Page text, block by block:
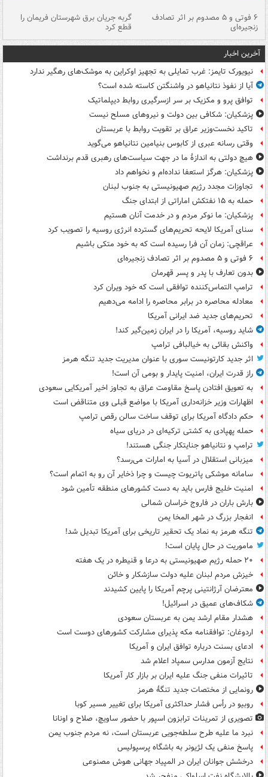
۶ فوتی و ۵ مصدوم بر اثر تصادف
زنجیره‌ای
گربه جریان برق شهرستان فریمان را
قطع کرد
آخرین اخبار
نیویورک تایمز: غرب تمایلی به تجهیز اوکراین به موشک‌های رهگیر ندارد
آیا از نفوذ نتانیاهو در واشنگتن کاسته شده است؟
توافق پرو و مکزیک بر سر ازسرگیری روابط دیپلماتیک
پزشکیان: شکافی بین دولت و نیروهای مسلح نیست
تاکید نخست‌وزیر عراق بر تقویت روابط با عربستان
وقتی رسانه عبری از کابوس بنیامین نتانیاهو می‌گوید
هیچ دولتی به اندازۀ ما در جهت سیاست‌های رهبری قدم برنداشت
پزشکیان: هرگز استعفا نداده‌ام و نخواهم داد
تجاوزات مجدد رژیم صهیونیستی به جنوب لبنان
حمله به ۱۵ نفتکش‌ اماراتی از ابتدای جنگ
پزشکیان: ما نوکر مردم و در خدمت آنان هستیم
سنای آمریکا لایحه تحریم‌های گسترده انرژی روسیه را تصویب کرد
عراقچی: زمان آن فرا رسیده است که به خود متکی باشیم
۶ فوتی و ۵ مصدوم بر اثر تصادف زنجیره‌ای
بدون تعارف با پدر و پسر قهرمان
ترامپ التماس‌کننده توافقی است که خود ویران کرد
معادله محاصره در برابر محاصره را ادامه می‌دهیم
تحریم‌های جدید ضد ایرانی آمریکا
شاید روسیه، آمریکا را در ایران زمین‌گیر کند!
واکنش بقائی به خیالبافی ترامپ
اثر جدید کارتونیست سوری با عنوان مدیریت جدید تنگه هرمز
راز قدرت ایران، امنیت پایدار و بومی آن است!
به تعویق افتادن پاسخ مقاومت عراق به تجاوز اخیر آمریکایی سعودی
اظهارات وزیر خزانه‌داری آمریکا با مواضع قبلی وی متناقض است
حکم دادگاه آمریکا برای توقف ساخت سالن رقص ترامپ
حمله پهپادی به کشتی ترکیه‌ای در دریای سیاه
ترامپ و نتانیاهو جنایتکار جنگی هستند!
میزبانی استقلال در آسیا به امارات می‌رسد؟
سامانه موشکی پاتریوت چیست و چرا ذخایر آن رو به اتمام است؟
امنیت خلیج فارس باید به دست کشورهای منطقه تأمین شود
بارش باران در فاروج خراسان شمالی
انفجار بزرگ در شهر المخا یمن
تنگه هرمز به نماد یک تحقیر تاریخی برای آمریکا تبدیل شد!
ماموریت در حال پایان است!
۲۰ حمله رژیم صهیونیستی به درعا و قنیطره در یک هفته
خیزش مردم لبنان علیه دولت سازشکار و خائن
معترضان آرژانتینی پرچم آمریکا را پایین کشیدند
شکاف‌های عمیق در اسرائیل!
هشدار مقام ارشد یمن به عربستان سعودی
اردوغان: توافقنامه مکه پذیرای مشارکت کشورهای دوست است
ادعای بسنت درباره توافق ایران و آمریکا
نتایج آزمون مدارس سمپاد اعلام شد
تاثیرات منفی جنگ علیه ایران بر بازار کار آمریکا
رونمایی از مختصات جدید تنگۀ هرمز
روبیو در رأس فشار حداکثری آمریکا برای تغییر مسیر کوبا
تصویری از تمرینات ترابزون اسپور با حضور ساویچ، صلاح و اونانا
نبرد ما علیه طرح سلطه‌جویی عربستان است، نه مردم جنوب یمن
پاسخ منفی یک لژیونر به باشگاه پرسپولیس
درخشش جوانان ایران در المپیاد جهانی هوش مصنوعی